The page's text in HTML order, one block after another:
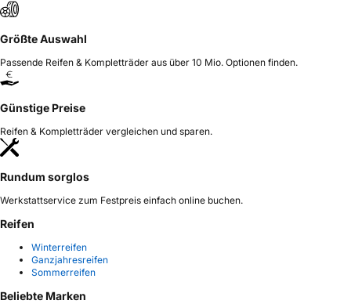
Größte Auswahl
Passende Reifen & Kompletträder aus über 10 Mio. Optionen finden.
Günstige Preise
Reifen & Kompletträder vergleichen und sparen.
Rundum sorglos
Werkstattservice zum Festpreis einfach online buchen.
Reifen
Winterreifen
Ganzjahresreifen
Sommerreifen
Beliebte Marken